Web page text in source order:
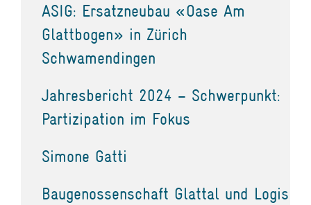
ASIG: Ersatzneubau «Oase Am
Glattbogen» in Zürich
Schwamendingen
Jahresbericht 2024 – Schwerpunkt:
Partizipation im Fokus
Simone Gatti
Baugenossenschaft Glattal und Logis